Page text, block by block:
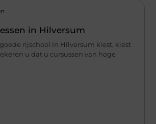
in Hilversum
rijschool in Hilversum kiest, kiest
u dat u cursussen van hoge